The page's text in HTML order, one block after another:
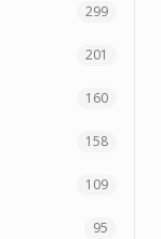
299
201
160
158
109
95